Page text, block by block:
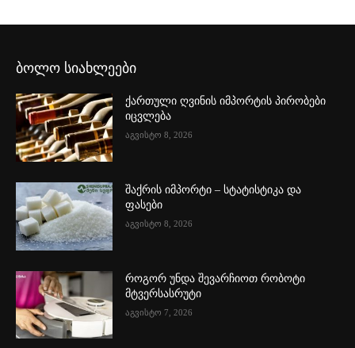
ბოლო სიახლეები
ქართული ღვინის იმპორტის პირობები
იცვლება
აგვისტო 8, 2026
შაქრის იმპორტი – სტატისტიკა და
ფასები
აგვისტო 8, 2026
როგორ უნდა შევარჩიოთ რობოტი
მტვერსასრუტი
აგვისტო 7, 2026